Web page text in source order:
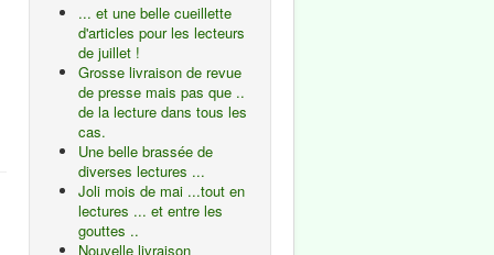
... et une belle cueillette
d'articles pour les lecteurs
de juillet !
Grosse livraison de revue
de presse mais pas que ..
de la lecture dans tous les
cas.
Une belle brassée de
diverses lectures ...
Joli mois de mai ...tout en
lectures ... et entre les
gouttes ..
Nouvelle livraison